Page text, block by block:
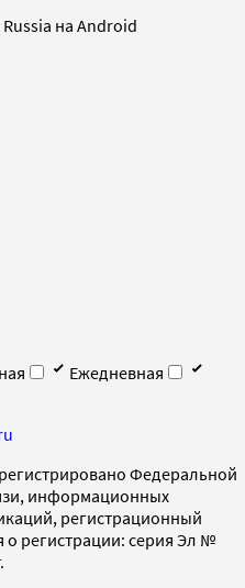
на Android
Ежедневная
Федеральной
информационных
регистрационный
регистрации: серия Эл №